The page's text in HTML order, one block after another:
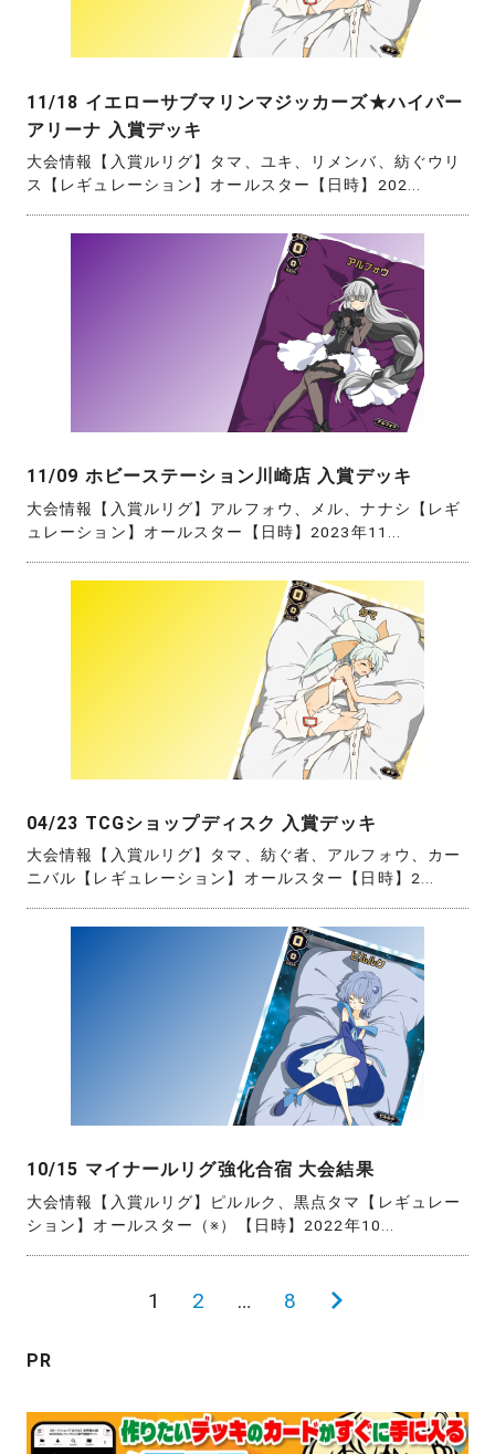
11/18 イエローサブマリンマジッカーズ★ハイパー
アリーナ 入賞デッキ
大会情報【入賞ルリグ】タマ、ユキ、リメンバ、紡ぐウリ
ス【レギュレーション】オールスター【日時】202...
11/09 ホビーステーション川崎店 入賞デッキ
大会情報【入賞ルリグ】アルフォウ、メル、ナナシ【レギ
ュレーション】オールスター【日時】2023年11...
04/23 TCGショップディスク 入賞デッキ
大会情報【入賞ルリグ】タマ、紡ぐ者、アルフォウ、カー
ニバル【レギュレーション】オールスター【日時】2...
10/15 マイナールリグ強化合宿 大会結果
大会情報【入賞ルリグ】ピルルク、黒点タマ【レギュレー
ション】オールスター（※）【日時】2022年10...
の
ペ
ー
1 2 … 8
次
ー
ジ
PR